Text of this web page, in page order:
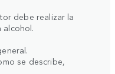
debe realizar la
alcohol.
se describe,